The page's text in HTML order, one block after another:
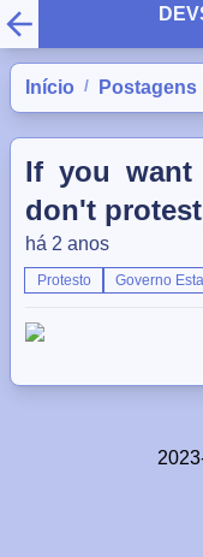
Início / Postagens
If you want
don't
há 2 anos
Protesto Governo